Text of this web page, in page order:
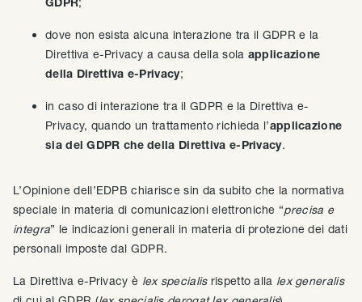
dove non esista alcuna interazione tra il GDPR e la
Direttiva e-Privacy a causa della sola applicazione
della Direttiva e-Privacy;
in caso di interazione tra il GDPR e la Direttiva e-
Privacy, quando un trattamento richieda l’applicazione
sia del GDPR che della Direttiva e-Privacy.
L’Opinione dell’EDPB chiarisce sin da subito che la normativa
speciale in materia di comunicazioni elettroniche “precisa e
integra” le indicazioni generali in materia di protezione dei dati
personali imposte dal GDPR.
La Direttiva e-Privacy è lex specialisrispetto alla lex generalis